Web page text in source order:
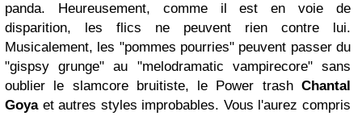
panda. Heureusement, comme il est en voie de
disparition, les flics ne peuvent rien contre lui.
Musicalement, les "pommes pourries" peuvent passer du
"gispsy grunge" au "melodramatic vampirecore" sans
oublier le slamcore bruitiste, le Power trash Chantal
Goyaet autres styles improbables. Vous l'aurez compris